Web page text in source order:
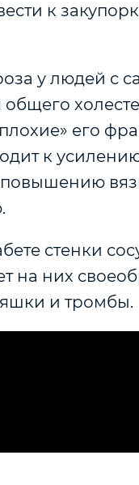
к
у людей с
его
к
повышению
стенки
на них
и тромбы.